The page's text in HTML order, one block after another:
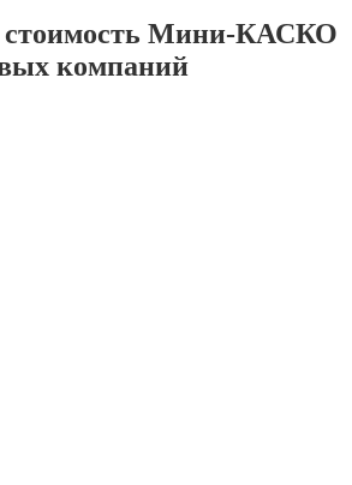
стоимость Мини-КАСКО
компаний